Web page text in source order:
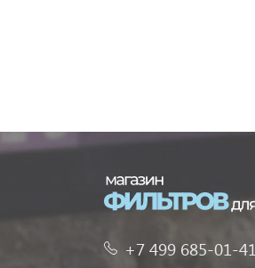
+7 499 685-01-41